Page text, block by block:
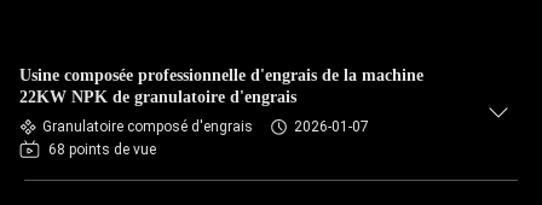
Usine composée professionnelle d'engrais de la machine
22KW NPK de granulatoire d'engrais
Granulatoire composé d'engrais
2026-01-07
68 points de vue